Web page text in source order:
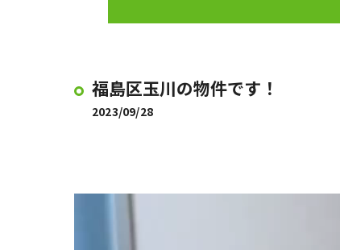
福島区玉川の物件です！
2023/09/28